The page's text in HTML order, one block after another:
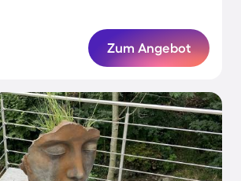
Zum Angebot